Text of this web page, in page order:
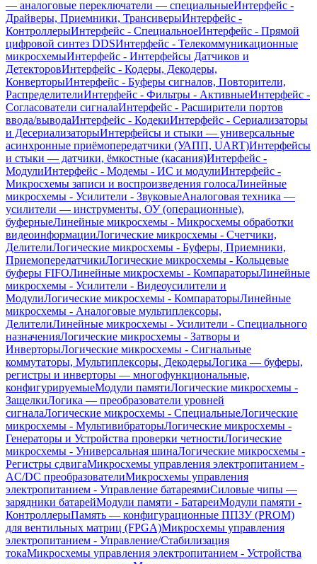
— аналоговые переключатели — специальныеИнтерфейс -
Драйверы, Приемники, ТрансиверыИнтерфейс -
КонтроллерыИнтерфейс - СпециальноеИнтерфейс - Прямой
цифровой синтез DDSИнтерфейс - Телекоммуникационные
микросхемыИнтерфейс - Интерфейсы Датчиков и
ДетекторовИнтерфейс - Кодеры, Декодеры,
КонверторыИнтерфейс - Буферы сигналов, Повторители,
РаспределителиИнтерфейс - Фильтры - АктивныеИнтерфейс -
Согласователи сигналаИнтерфейс - Расширители портов
ввода/выводаИнтерфейс - КодекиИнтерфейс - Сериализаторы
и ДесериализаторыИнтерфейсы и стыки — универсальные
асинхронные приёмопередатчики (УАПП, UART)Интерфейсы
и стыки — датчики, ёмкостные (касания)Интерфейс -
МодулиИнтерфейс - Модемы - ИС и модулиИнтерфейс -
Микросхемы записи и воспроизведения голосаЛинейные
микросхемы - Усилители - ЗвуковыеАналоговая техника —
усилители — инструменты, ОУ (операционные),
буферныеЛинейные микросхемы - Микросхемы обработки
видеоинформацииЛогические микросхемы - Счетчики,
ДелителиЛогические микросхемы - Буферы, Приемники,
ПриемопередатчикиЛогические микросхемы - Кольцевые
буферы FIFOЛинейные микросхемы - КомпараторыЛинейные
микросхемы - Усилители - Видеоусилители и
МодулиЛогические микросхемы - КомпараторыЛинейные
микросхемы - Аналоговые мультиплексоры,
ДелителиЛинейные микросхемы - Усилители - Специального
назначенияЛогические микросхемы - Затворы и
ИнверторыЛогические микросхемы - Сигнальные
коммутаторы, Мультиплексоры, ДекодерыЛогика — буферы,
регистры и инверторы — многофункциональные,
конфигурируемыеМодули памятиЛогические микросхемы -
ЗащелкиЛогика — преобразователи уровней
сигналаЛогические микросхемы - СпециальныеЛогические
микросхемы - МультивибраторыЛогические микросхемы -
Генераторы и Устройства проверки четностиЛогические
микросхемы - Универсальная шинаЛогические микросхемы -
Регистры сдвигаМикросхемы управления электропитанием -
AC/DC преобразователиМикросхемы управления
электропитанием - Управление батареямиСиловые чипы —
зарядники батарейМодули памяти - БатареиМодули памяти -
КонтроллерыПамять — конфигурационные ППЗУ (PROM)
для вентильных матриц (FPGA)Микросхемы управления
электропитанием - Управление/Стабилизация
токаМикросхемы управления электропитанием - Устройства